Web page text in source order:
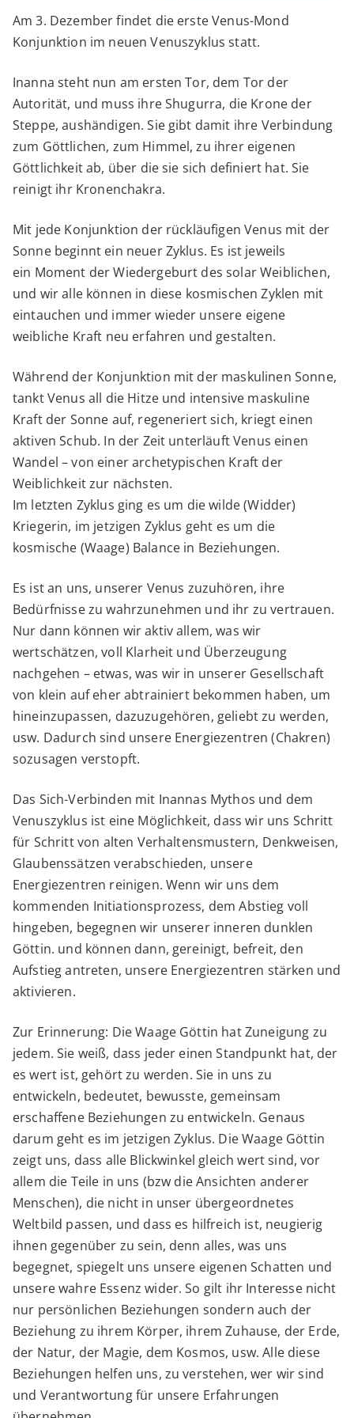
Am 3. Dezember findet die erste Venus-Mond
Konjunktion im neuen Venuszyklus statt.
Inanna steht nun am ersten Tor, dem Tor der
Autorität, und muss ihre Shugurra, die Krone der
Steppe, aushändigen. Sie gibt damit ihre Verbindung
zum Göttlichen, zum Himmel, zu ihrer eigenen
Göttlichkeit ab, über die sie sich definiert hat. Sie
reinigt ihr Kronenchakra.
Mit jede Konjunktion der rückläufigen Venus mit der
Sonne beginnt ein neuer Zyklus. Es ist jeweils
ein Moment der Wiedergeburt des solar Weiblichen,
und wir alle können in diese kosmischen Zyklen mit
eintauchen und immer wieder unsere eigene
weibliche Kraft neu erfahren und gestalten.
Während der Konjunktion mit der maskulinen Sonne,
tankt Venus all die Hitze und intensive maskuline
Kraft der Sonne auf, regeneriert sich, kriegt einen
aktiven Schub. In der Zeit unterläuft Venus einen
Wandel – von einer archetypischen Kraft der
Weiblichkeit zur nächsten.
Im letzten Zyklus ging es um die wilde (Widder)
Kriegerin, im jetzigen Zyklus geht es um die
kosmische (Waage) Balance in Beziehungen.
Es ist an uns, unserer Venus zuzuhören, ihre
Bedürfnisse zu wahrzunehmen und ihr zu vertrauen.
Nur dann können wir aktiv allem, was wir
wertschätzen, voll Klarheit und Überzeugung
nachgehen – etwas, was wir in unserer Gesellschaft
von klein auf eher abtrainiert bekommen haben, um
hineinzupassen, dazuzugehören, geliebt zu werden,
usw. Dadurch sind unsere Energiezentren (Chakren)
sozusagen verstopft.
Das Sich-Verbinden mit Inannas Mythos und dem
Venuszyklus ist eine Möglichkeit, dass wir uns Schritt
für Schritt von alten Verhaltensmustern, Denkweisen,
Glaubenssätzen verabschieden, unsere
Energiezentren reinigen. Wenn wir uns dem
kommenden Initiationsprozess, dem Abstieg voll
hingeben, begegnen wir unserer inneren dunklen
Göttin. und können dann, gereinigt, befreit, den
Aufstieg antreten, unsere Energiezentren stärken und
aktivieren.
Zur Erinnerung: Die Waage Göttin hat Zuneigung zu
jedem. Sie weiß, dass jeder einen Standpunkt hat, der
es wert ist, gehört zu werden. Sie in uns zu
entwickeln, bedeutet, bewusste, gemeinsam
erschaffene Beziehungen zu entwickeln. Genaus
darum geht es im jetzigen Zyklus. Die Waage Göttin
zeigt uns, dass alle Blickwinkel gleich wert sind, vor
allem die Teile in uns (bzw die Ansichten anderer
Menschen), die nicht in unser übergeordnetes
Weltbild passen, und dass es hilfreich ist, neugierig
ihnen gegenüber zu sein, denn alles, was uns
begegnet, spiegelt uns unsere eigenen Schatten und
unsere wahre Essenz wider. So gilt ihr Interesse nicht
nur persönlichen Beziehungen sondern auch der
Beziehung zu ihrem Körper, ihrem Zuhause, der Erde,
der Natur, der Magie, dem Kosmos, usw. Alle diese
Beziehungen helfen uns, zu verstehen, wer wir sind
und Verantwortung für unsere Erfahrungen